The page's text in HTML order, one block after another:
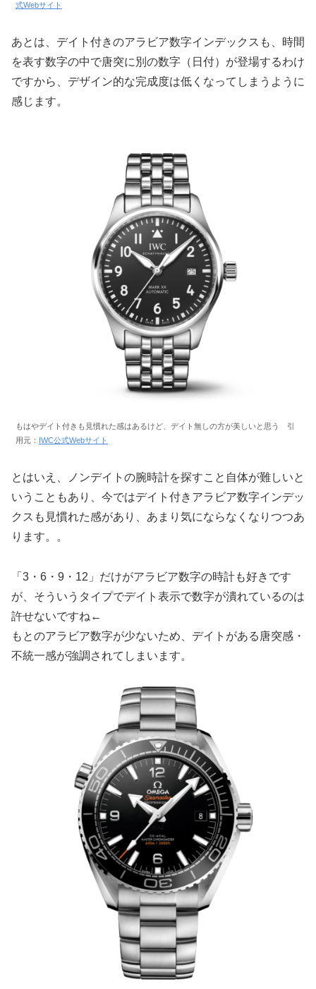
式Webサイト
あとは、デイト付きのアラビア数字インデックスも、時間
を表す数字の中で唐突に別の数字（日付）が登場するわけ
ですから、デザイン的な完成度は低くなってしまうように
感じます。
もはやデイト付きも見慣れた感はあるけど、デイト無しの方が美しいと思う 引
用元：
IWC公式Webサイト
とはいえ、ノンデイトの腕時計を探すこと自体が難しいと
いうこともあり、今ではデイト付きアラビア数字インデッ
クスも見慣れた感があり、あまり気にならなくなりつつあ
ります。。
「3・6・9・12」だけがアラビア数字の時計も好きです
が、そういうタイプでデイト表示で数字が潰れているのは
許せないですね←
もとのアラビア数字が少ないため、デイトがある唐突感・
不統一感が強調されてしまいます。